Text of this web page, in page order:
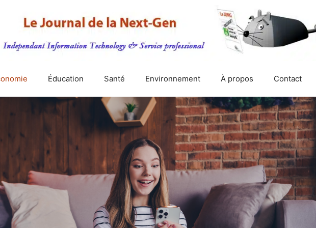
Éducation Santé Environnement À propos Contact